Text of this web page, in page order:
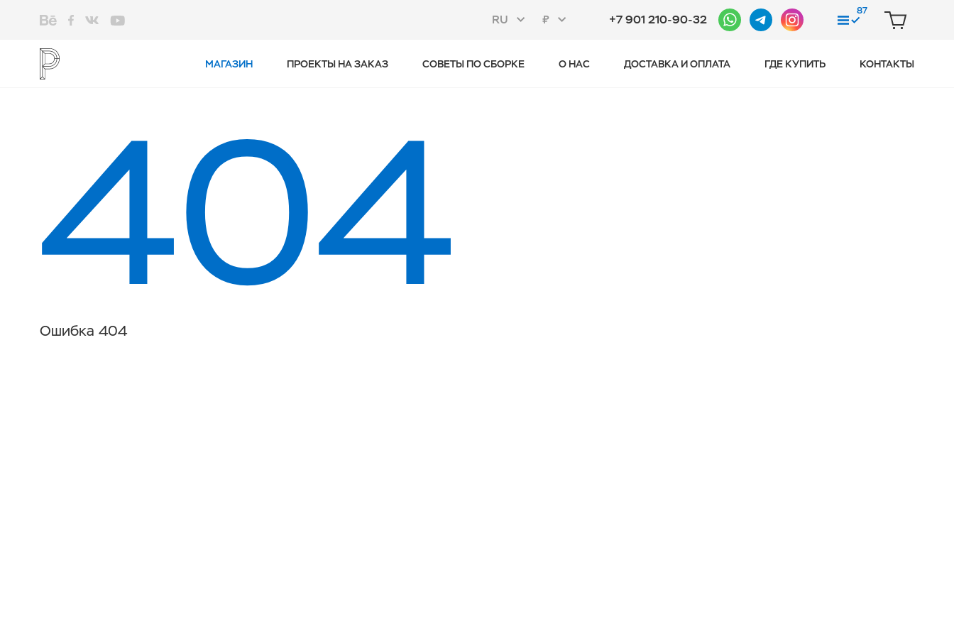
RU ₽ +7 901 210-90-32
87
СРАВНЕНИЕКОРЗИНА
МАГАЗИН ПРОЕКТЫ НА ЗАКАЗ СОВЕТЫ ПО СБОРКЕ О НАС ДОСТАВКА И ОПЛАТА ГДЕ КУПИТЬ КОНТАКТЫ
404
Ошибка 404